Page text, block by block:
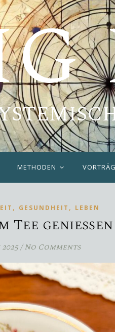
METHODEN
, GESUNDHEIT , LEBEN
Tee genießen
/ No Comments